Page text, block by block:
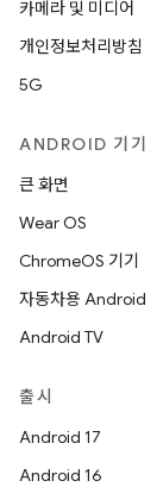
카메라 및 미디어
개인정보처리방침
5G
ANDROID 기기
큰 화면
Wear OS
ChromeOS 기기
자동차용 Android
Android TV
출시
Android 17
Android 16